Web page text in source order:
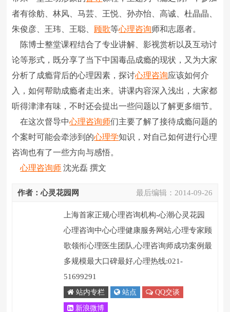
者有徐舫、林风、马芸、王悦、孙亦怡、高诚、杜晶晶、
朱俊彦、王玮、王聪、 顾歌等心理咨询师和志愿者。
陈博士整堂课程结合了专业讲解、影视赏析以及互动讨
论等形式，既分享了当下中国毒品成瘾的现状，又为大家
分析了成瘾背后的心理因素，探讨心理咨询应该如何介
入，如何帮助成瘾者走出来。讲课内容深入浅出，大家都
听得津津有味，不时还会提出一些问题以了解更多细节。
在这次督导中心理咨询师们主要了解了接待成瘾问题的
个案时可能会牵涉到的心理学知识，对自己如何进行心理
咨询也有了一些方向与感悟。
心理咨询师 沈光磊 撰文
最后编辑： 2014-09-26
作者：心灵花园网
上海首家正规心理咨询机构-心潮心灵花园
心理咨询中心心理健康服务网站,心理专家顾
歌领衔心理医生团队,心理咨询师成功案例最
多规模最大口碑最好,心理热线:021-
51699291
站内专栏 站点 QQ交谈
新浪微博